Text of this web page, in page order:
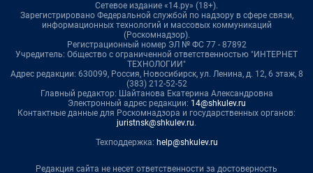
Сетевое издание «14.ру» (18+).
Зарегистрировано Федеральной службой по надзору в сфере связи,
информационных технологий и массовых коммуникаций
(Роскомнадзор).
Регистрационный номер ЭЛ № ФС 77 - 87892
Учредитель: Общество с ограниченной ответственностью "ИНТЕРНЕТ
ТЕХНОЛОГИИ"
Адрес редакции: 630099, Россия, Новосибирск, ул. Ленина, д. 12, 6 этаж, 8
(383) 212-52-52
Главный редактор: Шайтанова Екатерина Александровна
Электронный адрес редакции: 14@shkulev.ru
Контактные данные для Роскомнадзора и государственных органов:
juristnsk@shkulev.ru.
Техподдержка: help@shkulev.ru
Редакция сайта не несет ответственности за достоверность